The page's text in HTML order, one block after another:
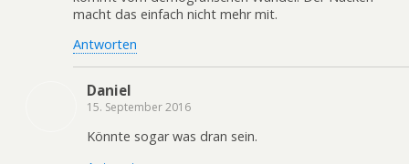
macht das einfach nicht mehr mit.
Antworten
Daniel
15. September 2016
Könnte sogar was dran sein.